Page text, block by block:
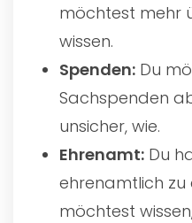
möchtest mehr
wissen.
Spenden: Du
Sachspenden
unsicher, wie.
Ehrenamt: Du
ehrenamtlich
möchtest